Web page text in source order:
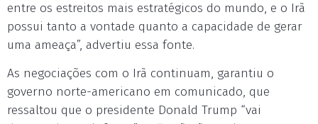
entre os estreitos mais estratégicos do mundo, e o Irã
possui tanto a vontade quanto a capacidade de gerar
uma ameaça”, advertiu essa fonte.
As negociações com o Irã continuam, garantiu o
governo norte-americano em comunicado, que
ressaltou que o presidente Donald Trump “vai